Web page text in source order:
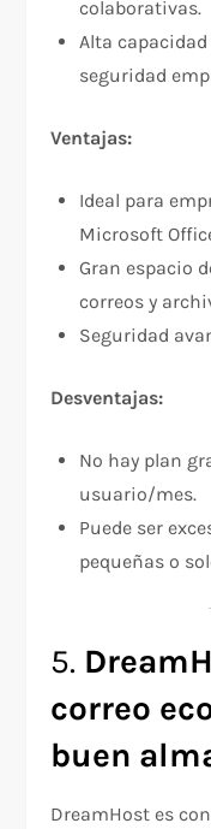
colaborativas.
Alta
seguridad
Ventajas:
Ideal para
Microsoft
Gran espacio
correos y
Seguridad
Desventajas:
No hay plan
usuario/mes.
Puede ser
pequeñas o
5.
correo
buen
DreamHost es